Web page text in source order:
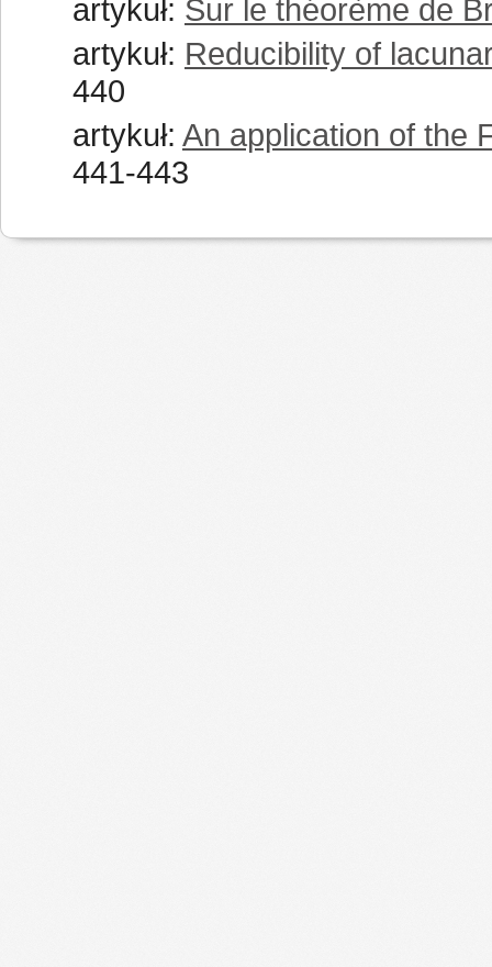
artykuł: Sur le théorème de
artykuł: Reducibility of
440
artykuł: An application of the
441-443